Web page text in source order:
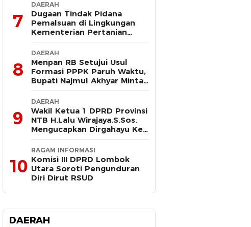
7
DAERAH
Dugaan Tindak Pidana
Pemalsuan di Lingkungan
Kementerian Pertanian
Kembali Mencuat, Saksi
Kunci Mangkir Panggilan
Polisi
8
DAERAH
Menpan RB Setujui Usul
Formasi PPPK Paruh Waktu,
Bupati Najmul Akhyar Minta
Non ASN Segera Lengkapi
Dokumen
9
DAERAH
Wakil Ketua 1 DPRD Provinsi
NTB H.Lalu Wirajaya.S.Sos.
Mengucapkan Dirgahayu Ke-
80 Lombok Tengah
Masmirah
10
RAGAM INFORMASI
Komisi III DPRD Lombok
Utara Soroti Pengunduran
Diri Dirut RSUD
DAERAH